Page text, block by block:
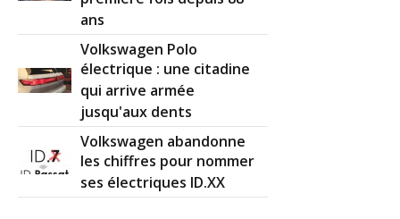
ans
Volkswagen Polo
électrique : une citadine
qui arrive armée
jusqu'aux dents
Volkswagen abandonne
les chiffres pour nommer
ses électriques ID.XX